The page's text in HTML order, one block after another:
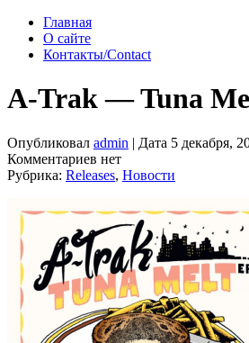
Главная
О сайте
Контакты/Contact
A-Trak — Tuna
Опубликовал admin | Дата 5 декабря,
Комментариев нет
Рубрика: Releases, Новости